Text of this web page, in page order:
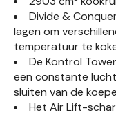
Divide &
lagen om
temperatuur te
De Kontrol
een constante
sluiten van de
Het Air Lift-